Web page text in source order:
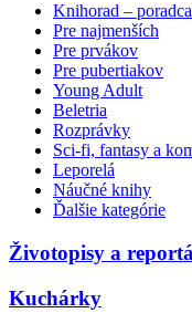
Knihorad –
Pre najmenších
Pre prvákov
Pre pubertiakov
Young Adult
Beletria
Rozprávky
Sci-fi, fantasy a
Leporelá
Náučné knihy
Ďalšie kategórie
Životopisy a
Kuchárky